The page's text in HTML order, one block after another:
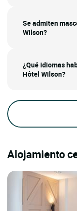
Se admiten
Wilson?
¿Qué idiomas
Hôtel Wilson?
Alojamiento